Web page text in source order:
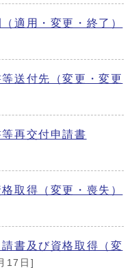
適用・変更・終了）
送付先（変更・変更
再交付申請書
取得（変更・喪失）
書及び資格取得（変
17日]